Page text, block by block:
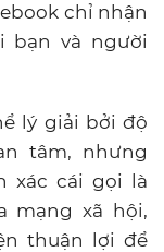
chỉ nhận
bạn và người
lý giải bởi độ
tâm, nhưng
xác cái gọi là
mạng xã hội,
thuận lợi để